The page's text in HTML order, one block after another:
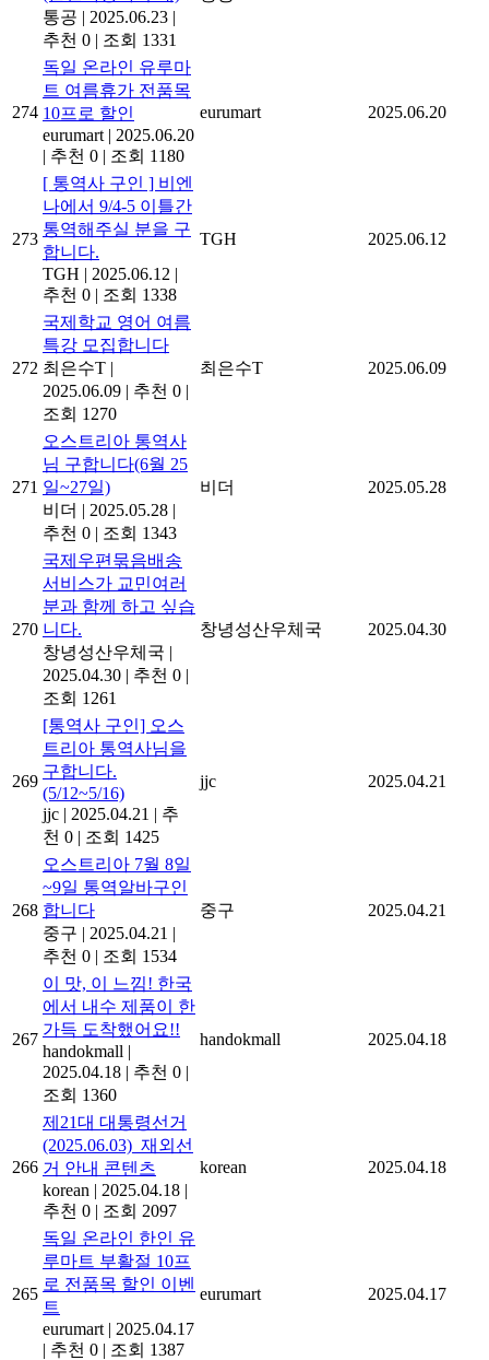
통공 | 2025.06.23 |
추천 0 | 조회 1331
274
독일 온라인 유루마
트 여름휴가 전품목
10프로 할인
eurumart | 2025.06.20
| 추천 0 | 조회 1180
eurumart 2025.06.20
273
[ 통역사 구인 ] 비엔
나에서 9/4-5 이틀간
통역해주실 분을 구
합니다.
TGH | 2025.06.12 |
추천 0 | 조회 1338
TGH 2025.06.12
272
국제학교 영어 여름
특강 모집합니다
최은수T |
2025.06.09 | 추천 0 |
조회 1270
최은수T 2025.06.09
271
오스트리아 통역사
님 구합니다(6월 25
일~27일)
비더 | 2025.05.28 |
추천 0 | 조회 1343
비더 2025.05.28
270
국제우편묶음배송
서비스가 교민여러
분과 함께 하고 싶습
니다.
창녕성산우체국 |
2025.04.30 | 추천 0 |
조회 1261
창녕성산우체국 2025.04.30
269
[통역사 구인] 오스
트리아 통역사님을
구합니다.
(5/12~5/16)
jjc | 2025.04.21 | 추
천 0 | 조회 1425
jjc 2025.04.21
268
오스트리아 7월 8일
~9일 통역알바구인
합니다
중구 | 2025.04.21 |
추천 0 | 조회 1534
중구 2025.04.21
267
이 맛, 이 느낌! 한국
에서 내수 제품이 한
가득 도착했어요!!
handokmall |
2025.04.18 | 추천 0 |
조회 1360
handokmall 2025.04.18
266
제21대 대통령선거
(2025.06.03)_재외선
거 안내 콘텐츠
korean | 2025.04.18 |
추천 0 | 조회 2097
korean 2025.04.18
265
독일 온라인 한인 유
루마트 부활절 10프
로 전품목 할인 이벤
트
eurumart | 2025.04.17
| 추천 0 | 조회 1387
eurumart 2025.04.17